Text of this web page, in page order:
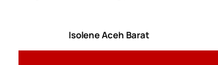
Isolene Aceh Barat